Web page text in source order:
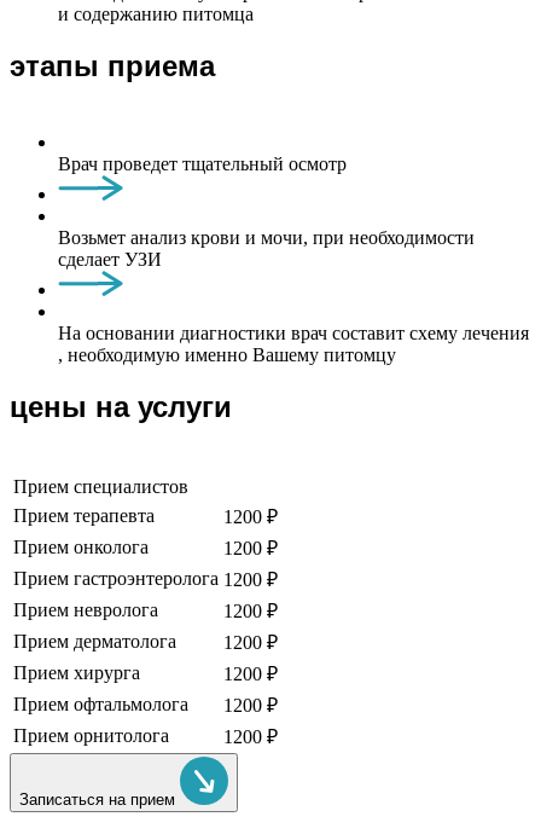
и содержанию питомца
этапы приема
Врач проведет тщательный осмотр
Возьмет анализ крови и мочи, при необходимости
сделает УЗИ
На основании диагностики врач составит схему лечения
, необходимую именно Вашему питомцу
цены на услуги
Прием специалистов
Прием терапевта
1200 ₽
Прием онколога
1200 ₽
Прием гастроэнтеролога 1200 ₽
Прием невролога
1200 ₽
Прием дерматолога
1200 ₽
Прием хирурга
1200 ₽
Прием офтальмолога
1200 ₽
Прием орнитолога
1200 ₽
Записаться на прием